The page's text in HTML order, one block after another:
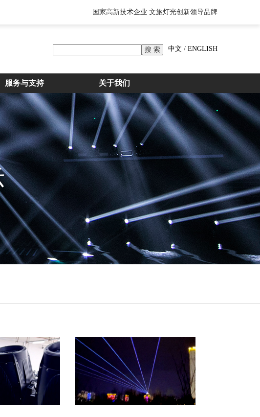
国家高新技术企业 文旅灯光创新领导品牌
中文 / ENGLISH
服务与支持 关于我们